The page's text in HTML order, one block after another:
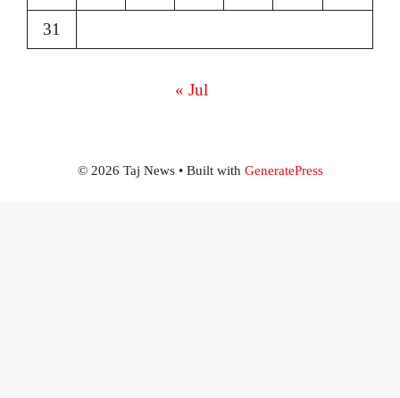
31
« Jul
© 2026 Taj News• Built with GeneratePress